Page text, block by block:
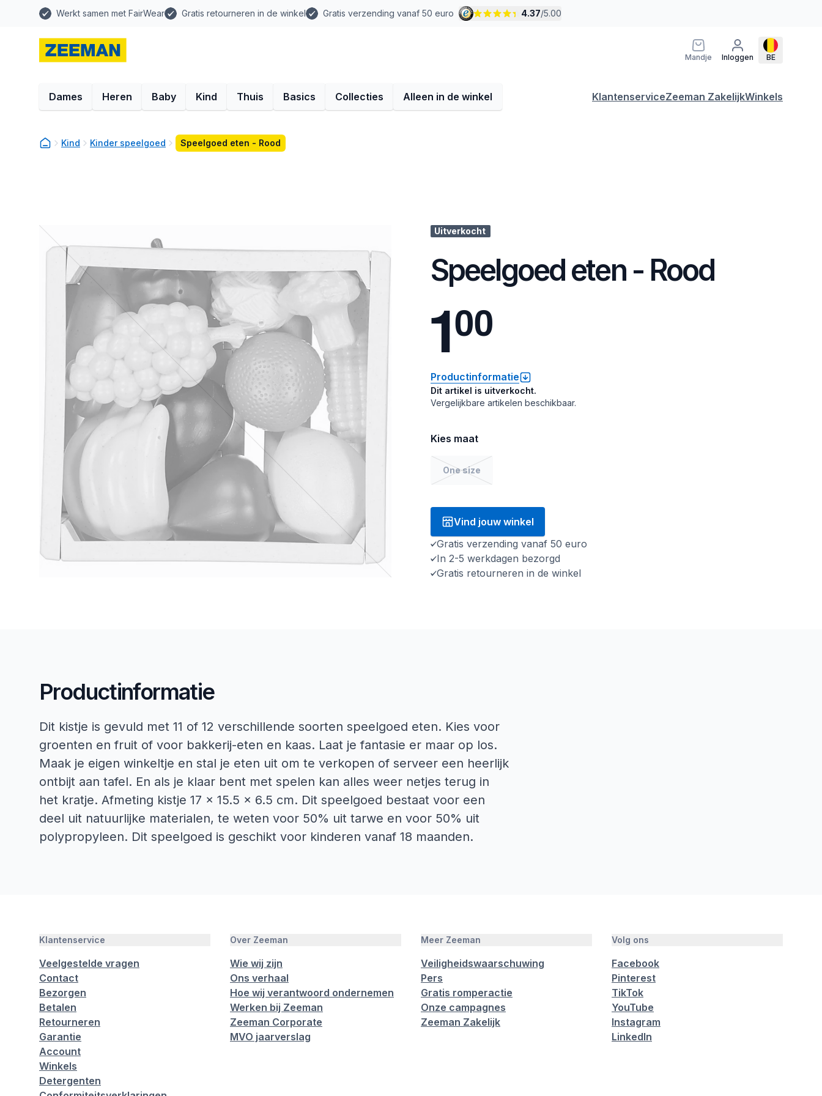
Werkt samen met FairWear Gratis retourneren in de winkel Gratis verzending vanaf 50 euro 4.37/5.00
Mandje Inloggen BE
Dames Heren Baby Kind Thuis Basics Collecties Alleen in de winkel KlantenserviceZeeman ZakelijkWinkels
Kind Kinder speelgoed Speelgoed eten - Rood
Uitverkocht
Speelgoed eten - Rood
100
Productinformatie
Dit artikel is uitverkocht.
Vergelijkbare artikelen beschikbaar.
Kies maat
One size
Vind jouw winkel
Gratis verzending vanaf 50 euro
In 2-5 werkdagen bezorgd
Gratis retourneren in de winkel
Productinformatie
Dit kistje is gevuld met 11 of 12 verschillende soorten speelgoed eten. Kies voor
groenten en fruit of voor bakkerij-eten en kaas. Laat je fantasie er maar op los.
Maak je eigen winkeltje en stal je eten uit om te verkopen of serveer een heerlijk
ontbijt aan tafel. En als je klaar bent met spelen kan alles weer netjes terug in
het kratje. Afmeting kistje 17 x 15.5 x 6.5 cm. Dit speelgoed bestaat voor een
deel uit natuurlijke materialen, te weten voor 50% uit tarwe en voor 50% uit
polypropyleen. Dit speelgoed is geschikt voor kinderen vanaf 18 maanden.
Klantenservice
Veelgestelde vragen
Contact
Bezorgen
Betalen
Retourneren
Garantie
Account
Winkels
Detergenten
Over Zeeman
Wie wij zijn
Ons verhaal
Hoe wij verantwoord ondernemen
Werken bij Zeeman
Zeeman Corporate
MVO jaarverslag
Meer Zeeman
Veiligheidswaarschuwing
Pers
Gratis romperactie
Onze campagnes
Zeeman Zakelijk
Volg ons
Facebook
Pinterest
TikTok
YouTube
Instagram
LinkedIn